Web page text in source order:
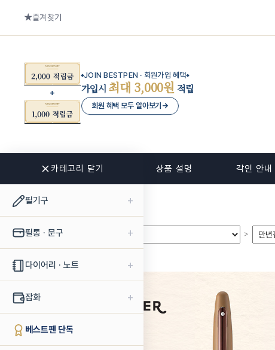
즐겨찾기
JOIN BESTPEN · 회원가입 혜택
가입시 최대 3,000원 적립
회원 혜택 모두 알아보기 →
카테고리 닫기
필기구 +
필통 · 문구 +
다이어리 · 노트 +
잡화 +
베스트펜 단독
관련 상품 상품 설명 각인 안내
>